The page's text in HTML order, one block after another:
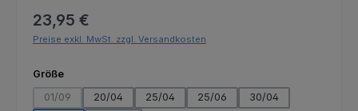
Regulärer Preis:
23,95 €
Preise exkl. MwSt. zzgl. Versandkosten
Größeauswählen
01/09
(Diese Option ist zurzeit nicht verfügbar.)
20/04 25/04 25/06
30/04